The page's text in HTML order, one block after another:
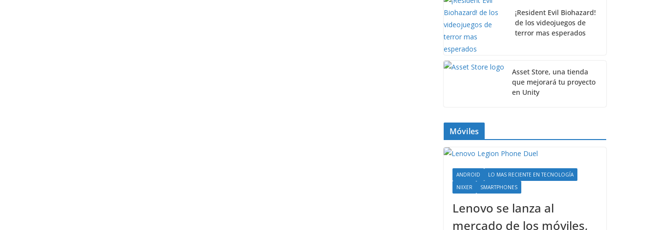
¡Resident Evil Biohazard!
de los videojuegos de
terror mas esperados
Asset Store, una tienda
que mejorará tu proyecto
en Unity
Móviles
ANDROID
LO MAS RECIENTE EN TECNOLOGÍA
NIIXER
SMARTPHONES
Lenovo se lanza al
mercado de los móviles,